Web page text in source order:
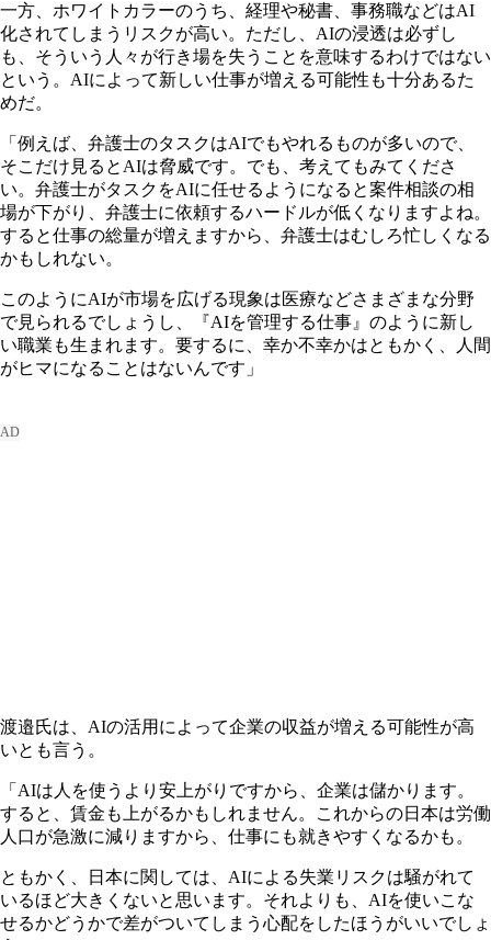
一方、ホワイトカラーのうち、経理や秘書、事務職などはAI
化されてしまうリスクが高い。ただし、AIの浸透は必ずし
も、そういう人々が行き場を失うことを意味するわけではない
という。AIによって新しい仕事が増える可能性も十分あるた
めだ。
「例えば、弁護士のタスクはAIでもやれるものが多いので、
そこだけ見るとAIは脅威です。でも、考えてもみてくださ
い。弁護士がタスクをAIに任せるようになると案件相談の相
場が下がり、弁護士に依頼するハードルが低くなりますよね。
すると仕事の総量が増えますから、弁護士はむしろ忙しくなる
かもしれない。
このようにAIが市場を広げる現象は医療などさまざまな分野
で見られるでしょうし、『AIを管理する仕事』のように新し
い職業も生まれます。要するに、幸か不幸かはともかく、人間
がヒマになることはないんです」
渡邉氏は、AIの活用によって企業の収益が増える可能性が高
いとも言う。
「AIは人を使うより安上がりですから、企業は儲かります。
すると、賃金も上がるかもしれません。これからの日本は労働
人口が急激に減りますから、仕事にも就きやすくなるかも。
ともかく、日本に関しては、AIによる失業リスクは騒がれて
いるほど大きくないと思います。それよりも、AIを使いこな
せるかどうかで差がついてしまう心配をしたほうがいいでしょ